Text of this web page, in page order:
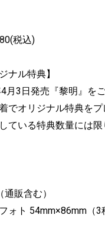
税込)
ナル特典】
月3日発売『黎明』を
でオリジナル特典をプ
ている特典数量には限
販含む）
ォト 54mm×86mm（3